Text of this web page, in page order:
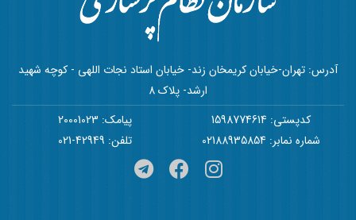
آدرس: تهران-خیابان کریمخان زند- خیابان استاد نجات اللهی - کوچه شهید
ارشد- پلاک 8
کدپستی: 1598774614
پیامک: 20001023
شماره نمابر: 02188935854
تلفن: 42949-021